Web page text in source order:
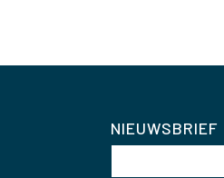
NIEUWSBRIEF